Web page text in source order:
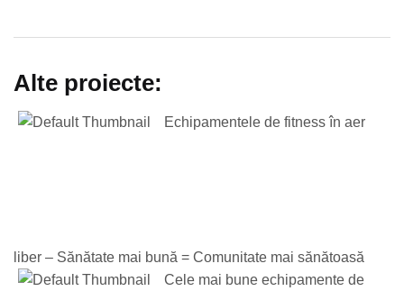
Alte proiecte:
Echipamentele de fitness în aer
liber – Sănătate mai bună = Comunitate mai sănătoasă
Cele mai bune echipamente de